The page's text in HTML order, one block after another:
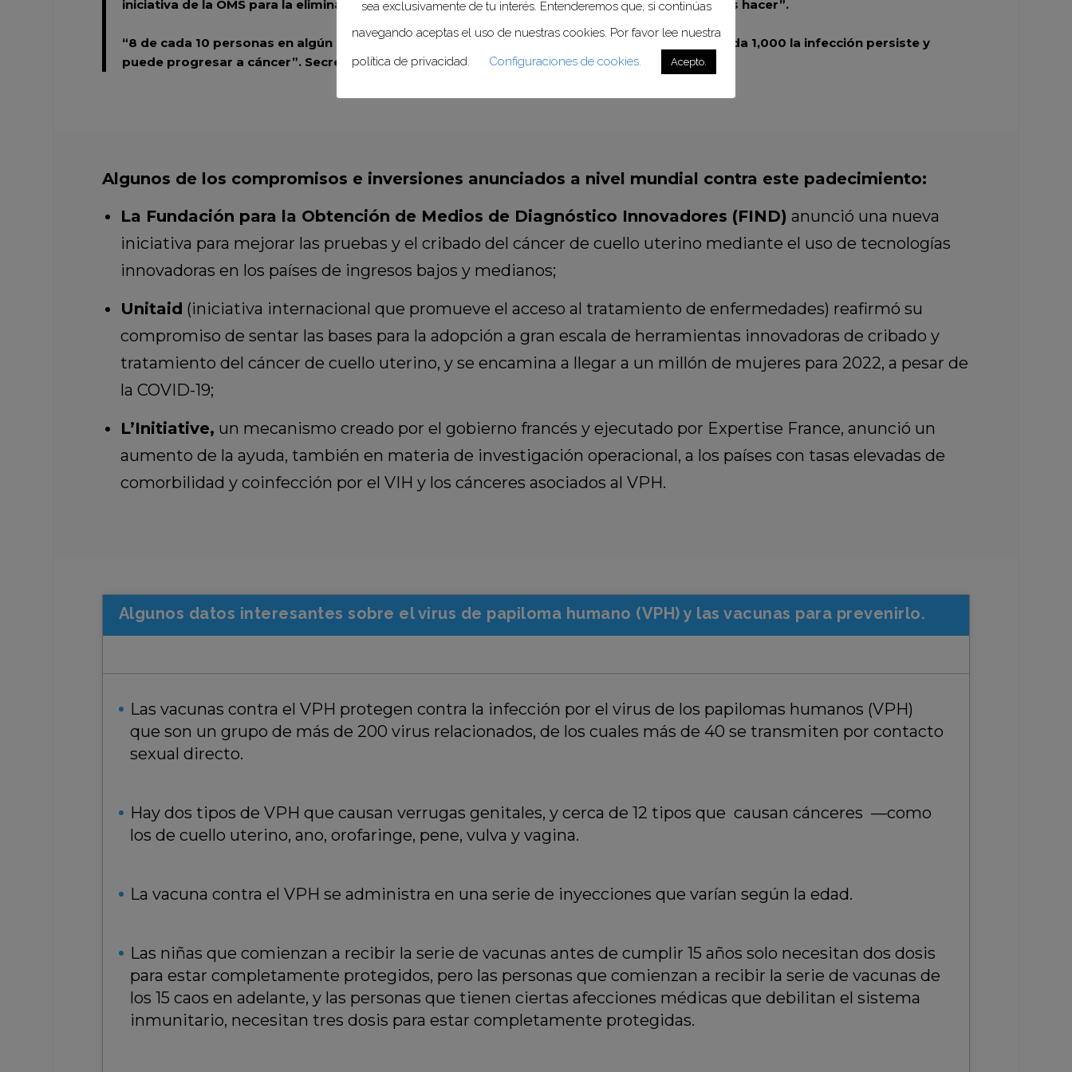
iniciativa de la OMS para la eliminación del cáncer del cuello uterino, eso es lo que pretendemos hacer”.
“8 de cada 10 personas en algún momento de la vida se infectan por VPH, pero sólo en 1 de cada 1,000 la infección persiste y
puede progresar a cáncer”. Secretaría de Salud de México.
Algunos de los compromisos e inversiones anunciados a nivel mundial contra este padecimiento:
La Fundación para la Obtención de Medios de Diagnóstico Innovadores (FIND) anunció una nueva
iniciativa para mejorar las pruebas y el cribado del cáncer de cuello uterino mediante el uso de tecnologías
innovadoras en los países de ingresos bajos y medianos;
Unitaid (iniciativa internacional que promueve el acceso al tratamiento de enfermedades) reafirmó su
compromiso de sentar las bases para la adopción a gran escala de herramientas innovadoras de cribado y
tratamiento del cáncer de cuello uterino, y se encamina a llegar a un millón de mujeres para 2022, a pesar de
la COVID-19;
L’Initiative, un mecanismo creado por el gobierno francés y ejecutado por Expertise France, anunció un
aumento de la ayuda, también en materia de investigación operacional, a los países con tasas elevadas de
comorbilidad y coinfección por el VIH y los cánceres asociados al VPH.
Algunos datos interesantes sobre el virus de papiloma humano (VPH) y las vacunas para prevenirlo.
Las vacunas contra el VPH protegen contra la infección por el virus de los papilomas humanos (VPH)
que son un grupo de más de 200 virus relacionados, de los cuales más de 40 se transmiten por contacto
sexual directo.
Hay dos tipos de VPH que causan verrugas genitales, y cerca de 12 tipos que causan cánceres —como
los de cuello uterino, ano, orofaringe, pene, vulva y vagina.
La vacuna contra el VPH se administra en una serie de inyecciones que varían según la edad.
Las niñas que comienzan a recibir la serie de vacunas antes de cumplir 15 años solo necesitan dos dosis
para estar completamente protegidos, pero las personas que comienzan a recibir la serie de vacunas de
los 15 caos en adelante, y las personas que tienen ciertas afecciones médicas que debilitan el sistema
inmunitario, necesitan tres dosis para estar completamente protegidas.
sea exclusivamente de tu interés. Entenderemos que, si continúas
navegando aceptas el uso de nuestras cookies. Por favor lee nuestra
política de privacidad.
Configuraciones de cookies. Acepto.